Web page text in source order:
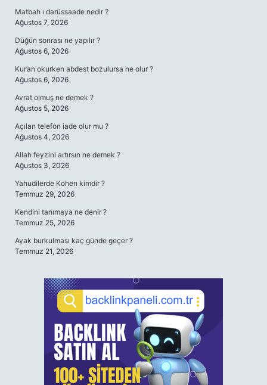
Matbah ı darüssaade nedir ?
Ağustos 7, 2026
Düğün sonrası ne yapılır ?
Ağustos 6, 2026
Kur’an okurken abdest bozulursa ne olur ?
Ağustos 6, 2026
Avrat olmuş ne demek ?
Ağustos 5, 2026
Açılan telefon iade olur mu ?
Ağustos 4, 2026
Allah feyzini artırsın ne demek ?
Ağustos 3, 2026
Yahudilerde Kohen kimdir ?
Temmuz 29, 2026
Kendini tanımaya ne denir ?
Temmuz 25, 2026
Ayak burkulması kaç günde geçer ?
Temmuz 21, 2026